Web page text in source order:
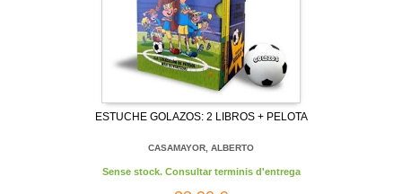
ESTUCHE GOLAZOS: 2 LIBROS + PELOTA
CASAMAYOR, ALBERTO
Sense stock. Consultar terminis d'entrega